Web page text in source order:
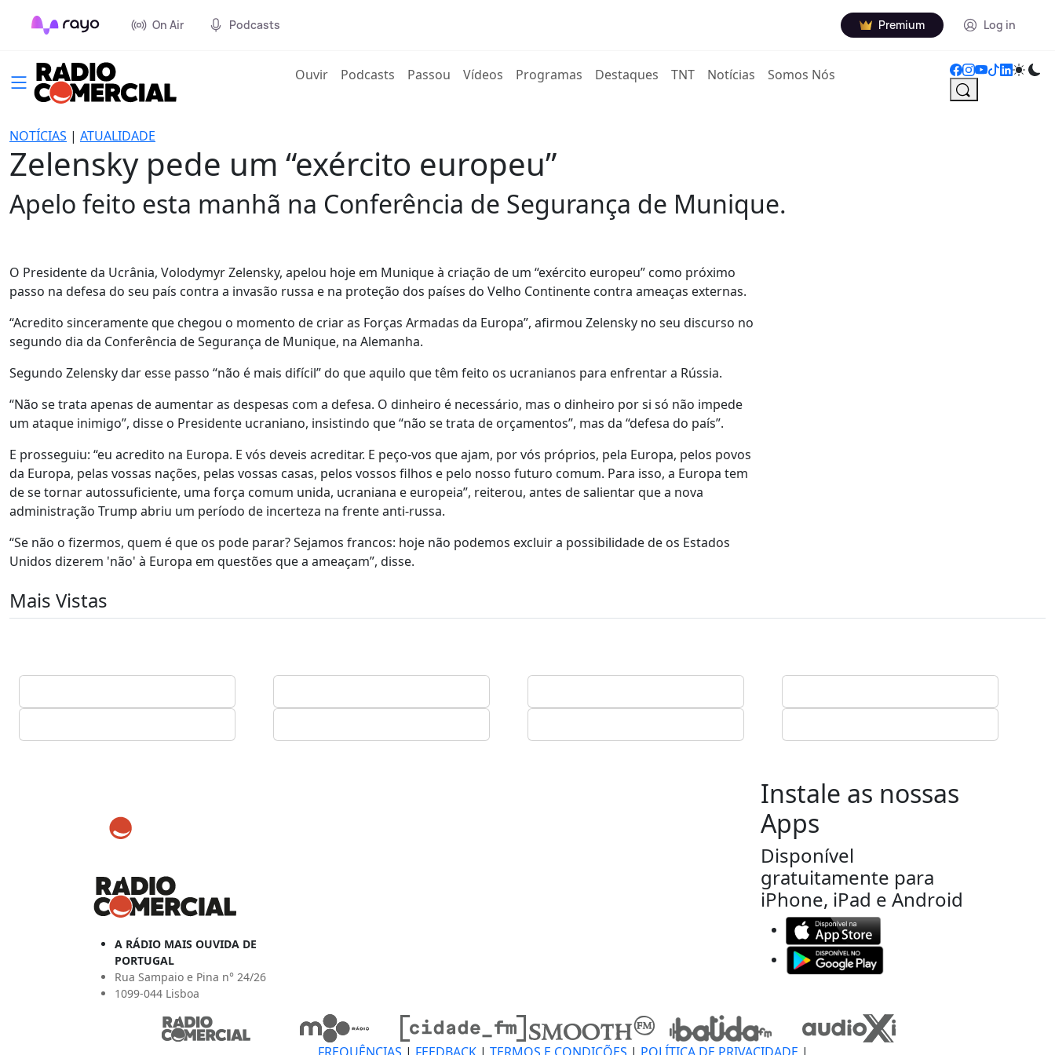
On Air Podcasts Premium Log in
Ouvir(current)
Podcasts Passou Vídeos Programas Destaques TNT Notícias Somos Nós
NOTÍCIAS | ATUALIDADE
Zelensky pede um “exército europeu”
Apelo feito esta manhã na Conferência de Segurança de Munique.
O Presidente da Ucrânia, Volodymyr Zelensky, apelou hoje em Munique à criação de um “exército europeu” como próximo
passo na defesa do seu país contra a invasão russa e na proteção dos países do Velho Continente contra ameaças externas.
“Acredito sinceramente que chegou o momento de criar as Forças Armadas da Europa”, afirmou Zelensky no seu discurso no
segundo dia da Conferência de Segurança de Munique, na Alemanha.
Segundo Zelensky dar esse passo “não é mais difícil” do que aquilo que têm feito os ucranianos para enfrentar a Rússia.
“Não se trata apenas de aumentar as despesas com a defesa. O dinheiro é necessário, mas o dinheiro por si só não impede
um ataque inimigo”, disse o Presidente ucraniano, insistindo que “não se trata de orçamentos”, mas da “defesa do país”.
E prosseguiu: “eu acredito na Europa. E vós deveis acreditar. E peço-vos que ajam, por vós próprios, pela Europa, pelos povos
da Europa, pelas vossas nações, pelas vossas casas, pelos vossos filhos e pelo nosso futuro comum. Para isso, a Europa tem
de se tornar autossuficiente, uma força comum unida, ucraniana e europeia”, reiterou, antes de salientar que a nova
administração Trump abriu um período de incerteza na frente anti-russa.
“Se não o fizermos, quem é que os pode parar? Sejamos francos: hoje não podemos excluir a possibilidade de os Estados
Unidos dizerem 'não' à Europa em questões que a ameaçam”, disse.
Mais Vistas
A RÁDIO MAIS OUVIDA DE
PORTUGAL
Rua Sampaio e Pina n° 24/26
1099-044 Lisboa
Instale as nossas
Apps
Disponível
gratuitamente para
iPhone, iPad e Android